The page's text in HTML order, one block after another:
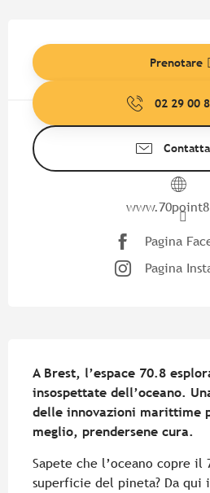
Prenotare
02 29 00
Pagina
Pagina
A Brest, l’espace 70.8
insospettate dell’oceano.
delle innovazioni marittime
meglio, prendersene cura.
Sapete che l’oceano copre il
superficie del pineta? Da qui